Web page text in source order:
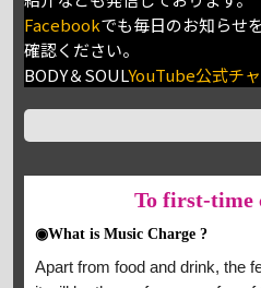
Facebookでも毎日のお知らせ
確認ください。
BODY＆SOULYouTube公式チ
To first-time
◉What is Music Charge ?
Apart from food and drink, the